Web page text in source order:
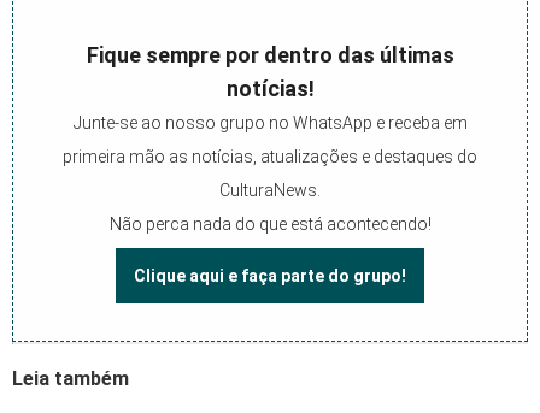
Fique sempre por dentro das últimas
notícias!
Junte-se ao nosso grupo no WhatsApp e receba em
primeira mão as notícias, atualizações e destaques do
CulturaNews.
Não perca nada do que está acontecendo!
Clique aqui e faça parte do grupo!
Leia também